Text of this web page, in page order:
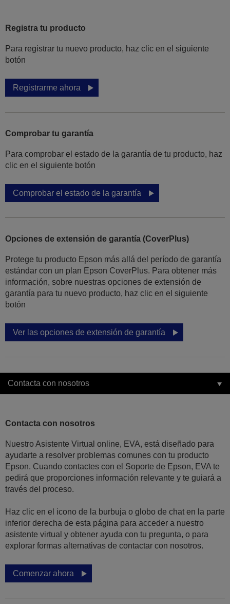
Registra tu producto
Para registrar tu nuevo producto, haz clic en el siguiente
botón
Registrarme ahora
Comprobar tu garantía
Para comprobar el estado de la garantía de tu producto, haz
clic en el siguiente botón
Comprobar el estado de la garantía
Opciones de extensión de garantía (CoverPlus)
Protege tu producto Epson más allá del período de garantía
estándar con un plan Epson CoverPlus. Para obtener más
información, sobre nuestras opciones de extensión de
garantía para tu nuevo producto, haz clic en el siguiente
botón
Ver las opciones de extensión de garantía
Contacta con nosotros
Contacta con nosotros
Nuestro Asistente Virtual online, EVA, está diseñado para
ayudarte a resolver problemas comunes con tu producto
Epson. Cuando contactes con el Soporte de Epson, EVA te
pedirá que proporciones información relevante y te guiará a
través del proceso.
Haz clic en el icono de la burbuja o globo de chat en la parte
inferior derecha de esta página para acceder a nuestro
asistente virtual y obtener ayuda con tu pregunta, o para
explorar formas alternativas de contactar con nosotros.
Comenzar ahora